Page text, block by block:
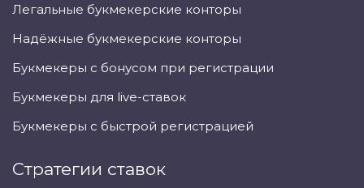
Легальные букмекерские конторы
Надёжные букмекерские конторы
Букмекеры с бонусом при регистрации
Букмекеры для live-ставок
Букмекеры с быстрой регистрацией
Стратегии ставок